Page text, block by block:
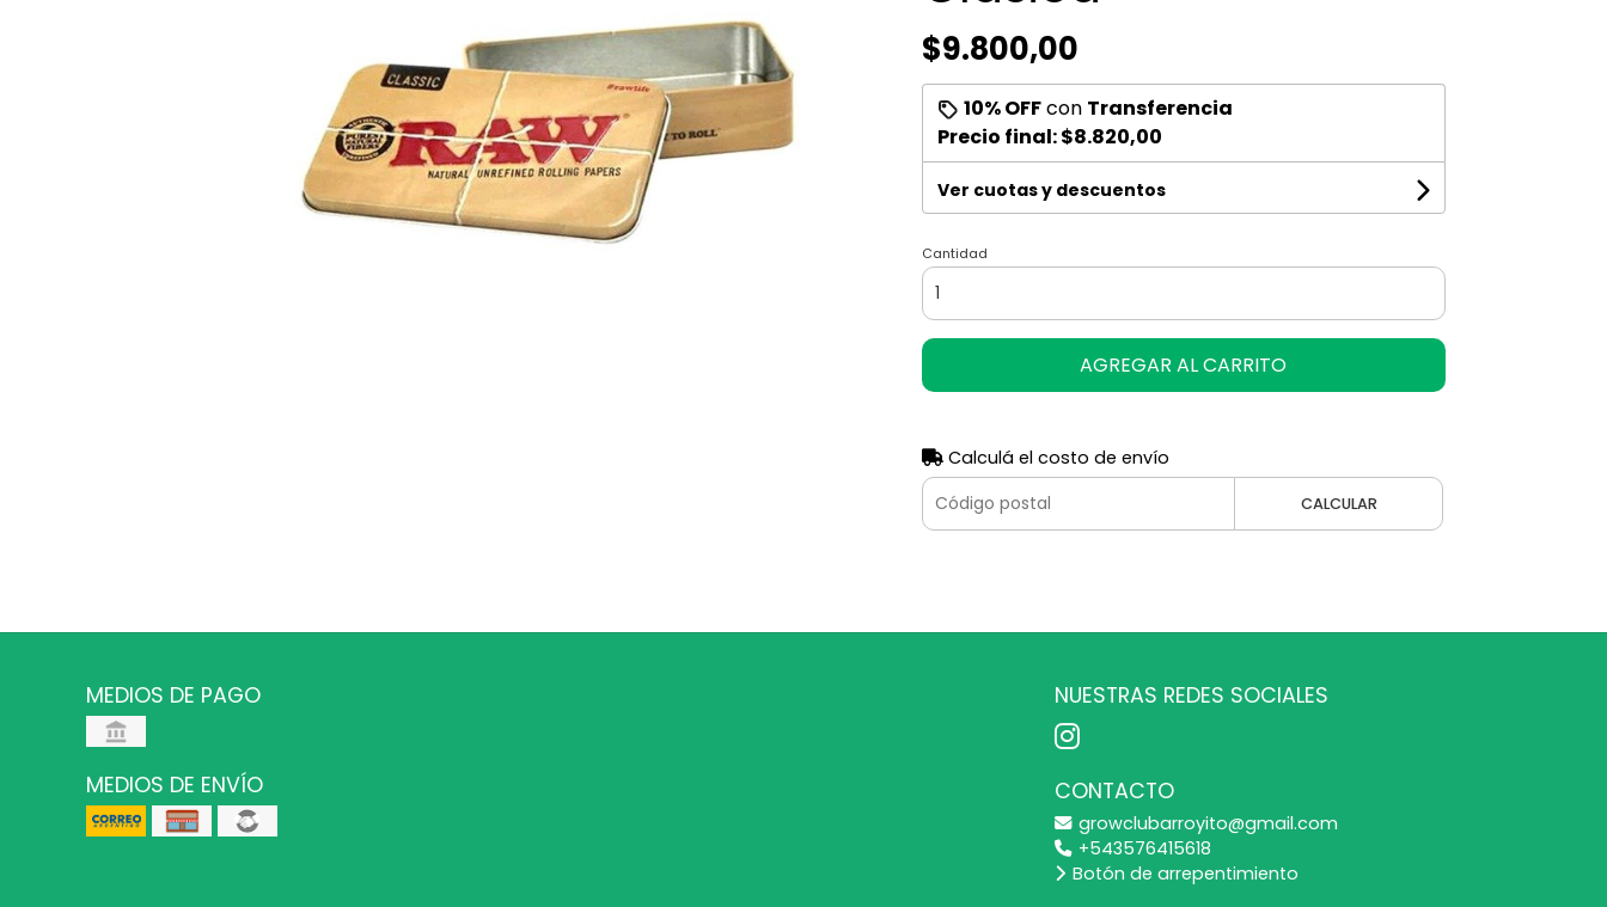
$9.800,00
10% OFFcon Transferencia
Precio final:$8.820,00
Ver cuotas y descuentos
Cantidad
AGREGAR AL CARRITO
Calculá el costo de envío
CALCULAR
MEDIOS DE PAGO
MEDIOS DE ENVÍO
NUESTRAS REDES SOCIALES
CONTACTO
growclubarroyito@gmail.com
+543576415618
Botón de arrepentimiento